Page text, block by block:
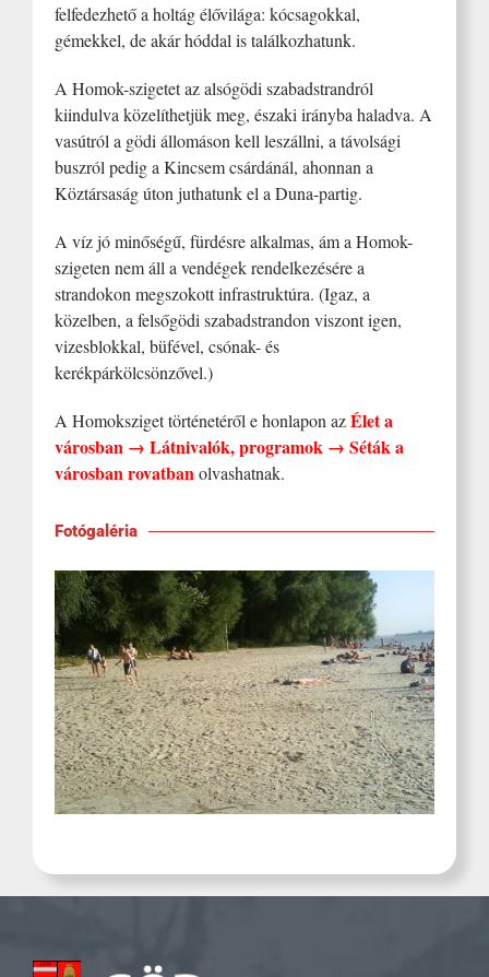
felfedezhető a holtág élővilága: kócsagokkal,
gémekkel, de akár hóddal is találkozhatunk.
A Homok-szigetet az alsógödi szabadstrandról
kiindulva közelíthetjük meg, északi irányba haladva. A
vasútról a gödi állomáson kell leszállni, a távolsági
buszról pedig a Kincsem csárdánál, ahonnan a
Köztársaság úton juthatunk el a Duna-partig.
A víz jó minőségű, fürdésre alkalmas, ám a Homok-
szigeten nem áll a vendégek rendelkezésére a
strandokon megszokott infrastruktúra. (Igaz, a
közelben, a felsőgödi szabadstrandon viszont igen,
vizesblokkal, büfével, csónak- és
kerékpárkölcsönzővel.)
A Homoksziget történetéről e honlapon azÉlet a
városban → Látnivalók, programok → Séták a
városban rovatbanolvashatnak.
Fotógaléria